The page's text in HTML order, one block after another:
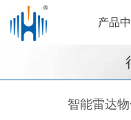
产品
智能雷达